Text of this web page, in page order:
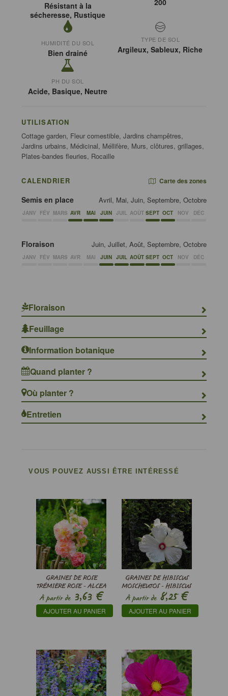
Résistant à la
sécheresse, Rustique
200
HUMIDITÉ DU SOL
Bien drainé
TYPE DE SOL
Argileux, Sableux, Riche
PH DU SOL
Acide, Basique, Neutre
UTILISATION
Cottage garden, Fleur comestible, Jardins champêtres,
Jardins urbains, Médicinal, Méllifère, Murs, clôtures, grillages,
Plates-bandes fleuries, Rocaille
CALENDRIER Carte des zones
Semis en place Avril, Mai, Juin, Septembre, Octobre
JANV FÉV MARS AVR MAI JUIN JUIL AOÛT SEPT OCT NOV DÉC
Floraison Juin, Juillet, Août, Septembre, Octobre
JANV FÉV MARS AVR MAI JUIN JUIL AOÛT SEPT OCT NOV DÉC
Floraison
Feuillage
Information botanique
Quand planter ?
Où planter ?
Entretien
VOUS POUVEZ AUSSI ÊTRE INTÉRESSÉ
GRAINES DE ROSE
TRÉMIÈRE ROSE - ALCEA
ROSEA ‘CHATER’S PINK’
À partir de3,63 €
AJOUTER AU PANIER
GRAINES DE HIBISCUS
MOSCHEUTOS - HIBISCUS
DES MARAIS
À partir de8,25€
AJOUTER AU PANIER